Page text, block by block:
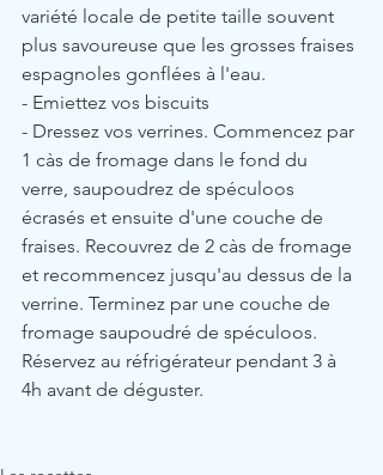
variété locale de petite taille souvent
plus savoureuse que les grosses fraises
espagnoles gonflées à l'eau.
- Emiettez vos biscuits
- Dressez vos verrines. Commencez par
1 càs de fromage dans le fond du
verre, saupoudrez de spéculoos
écrasés et ensuite d'une couche de
fraises. Recouvrez de 2 càs de fromage
et recommencez jusqu'au dessus de la
verrine. Terminez par une couche de
fromage saupoudré de spéculoos.
Réservez au réfrigérateur pendant 3 à
4h avant de déguster.